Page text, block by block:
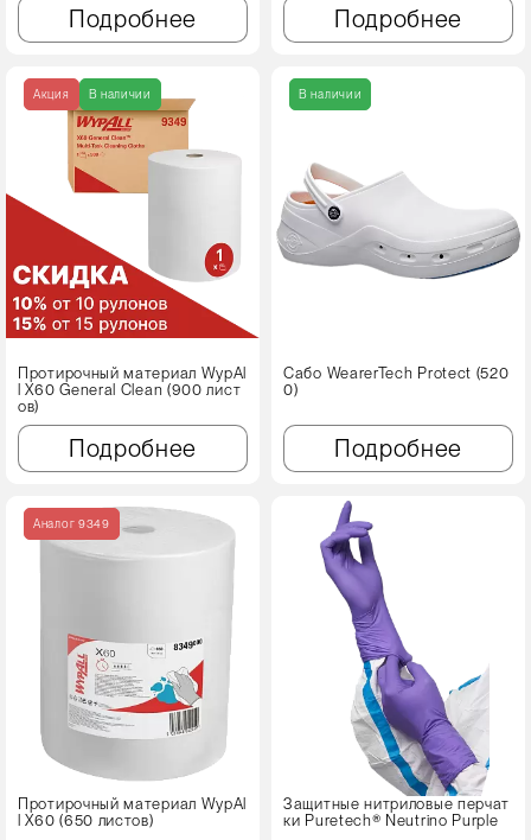
Подробнее Подробнее
Акция В наличии
Протирочный материал WypAl
l X60 Genеral Clean (900 лист
ов)
Подробнее
В наличии
Сабо WearerTech Protect (520
0)
Подробнее
Аналог 9349
Протирочный материал WypAl
l X60 (650 листов)
Защитные нитриловые перчат
ки Puretech® Neutrino Purple